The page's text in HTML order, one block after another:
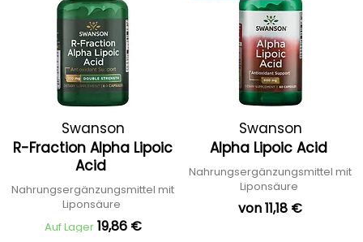
Swanson
R-Fraction Alpha Lipoic
Acid
Nahrungsergänzungsmittel mit
Liponsäure
Auf Lager 19,86 €
Swanson
Alpha Lipoic Acid
Nahrungsergänzungsmittel mit
Liponsäure
von 11,18 €